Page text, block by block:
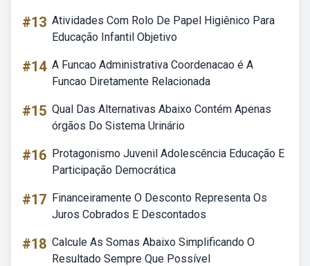
#13 Atividades Com Rolo De Papel Higiênico Para
Educação Infantil Objetivo
#14 A Funcao Administrativa Coordenacao é A
Funcao Diretamente Relacionada
#15 Qual Das Alternativas Abaixo Contém Apenas
órgãos Do Sistema Urinário
#16 Protagonismo Juvenil Adolescência Educação E
Participação Democrática
#17 Financeiramente O Desconto Representa Os
Juros Cobrados E Descontados
#18 Calcule As Somas Abaixo Simplificando O
Resultado Sempre Que Possível